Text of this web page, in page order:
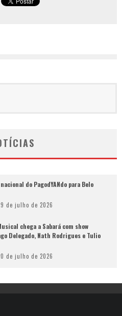
do PagodYANdo para Belo
de julho de 2026
chega a Sabará com show
Delegado, Nath Rodrigues e Tulio
de julho de 2026